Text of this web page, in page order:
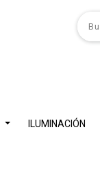
ILUMINACIÓN